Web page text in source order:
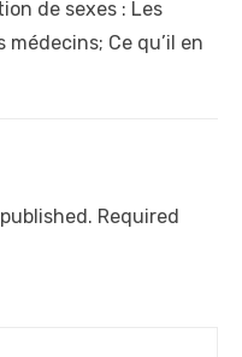
de sexes : Les
médecins; Ce qu’il en
Required